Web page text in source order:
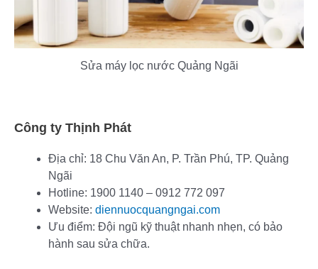
Sửa máy lọc nước Quảng Ngãi
Công ty Thịnh Phát
Địa chỉ: 18 Chu Văn An, P. Trần Phú, TP. Quảng
Ngãi
Hotline: 1900 1140 – 0912 772 097
Website: diennuocquangngai.com
Ưu điểm: Đội ngũ kỹ thuật nhanh nhẹn, có bảo
hành sau sửa chữa.